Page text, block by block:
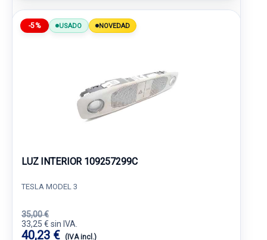
-5% USADO NOVEDAD
LUZ INTERIOR 109257299C
TESLA MODEL 3
35,00 €
33,25 € sin IVA.
40,23 € (IVA incl.)